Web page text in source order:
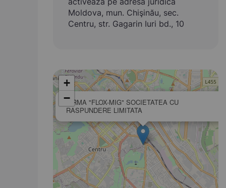
Moldova, mun. Chişinău, sec.
Centru, str. Gagarin Iuri bd., 10
FIRMA "FLOX-MIG" SOCIETATEA CU
RASPUNDERE LIMITATA
+
−